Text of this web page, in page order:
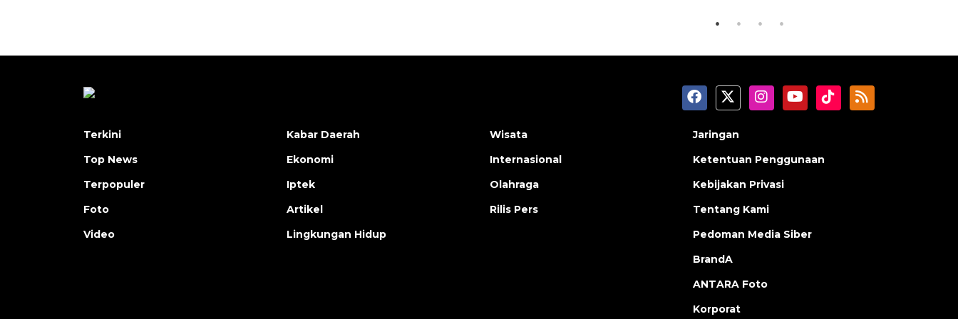
Terkini
Top News
Terpopuler
Foto
Video
Kabar Daerah
Ekonomi
Iptek
Artikel
Lingkungan Hidup
Wisata
Internasional
Olahraga
Rilis Pers
Jaringan
Ketentuan Penggunaan
Kebijakan Privasi
Tentang Kami
Pedoman Media Siber
BrandA
ANTARA Foto
Korporat